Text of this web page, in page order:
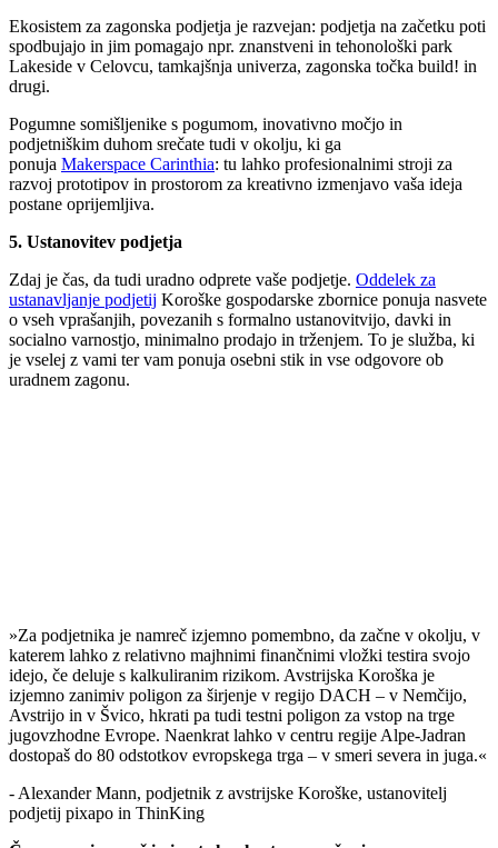
Ekosistem za zagonska podjetja je razvejan: podjetja na začetku poti
spodbujajo in jim pomagajo npr. znanstveni in tehonološki park
Lakeside v Celovcu, tamkajšnja univerza, zagonska točka build! in
drugi.
Pogumne somišljenike s pogumom, inovativno močjo in
podjetniškim duhom srečate tudi v okolju, ki ga
ponuja Makerspace Carinthia: tu lahko profesionalnimi stroji za
razvoj prototipov in prostorom za kreativno izmenjavo vaša ideja
postane oprijemljiva.
5. Ustanovitev podjetja
Zdaj je čas, da tudi uradno odprete vaše podjetje. Oddelek za
ustanavljanje podjetij Koroške gospodarske zbornice ponuja nasvete
o vseh vprašanjih, povezanih s formalno ustanovitvijo, davki in
socialno varnostjo, minimalno prodajo in trženjem. To je služba, ki
je vselej z vami ter vam ponuja osebni stik in vse odgovore ob
uradnem zagonu.
»Za podjetnika je namreč izjemno pomembno, da začne v okolju, v
katerem lahko z relativno majhnimi finančnimi vložki testira svojo
idejo, če deluje s kalkuliranim rizikom. Avstrijska Koroška je
izjemno zanimiv poligon za širjenje v regijo DACH – v Nemčijo,
Avstrijo in v Švico, hkrati pa tudi testni poligon za vstop na trge
jugovzhodne Evrope. Naenkrat lahko v centru regije Alpe-Jadran
dostopaš do 80 odstotkov evropskega trga – v smeri severa in juga.«
- Alexander Mann, podjetnik z avstrijske Koroške, ustanovitelj
podjetij pixapo in ThinKing